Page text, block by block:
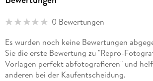
0 Bewertungen
Es wurden noch keine Bewertungen
Sie die erste Bewertung zu "Repro-
Vorlagen perfekt abfotografieren" und
anderen bei der Kaufentscheidung.